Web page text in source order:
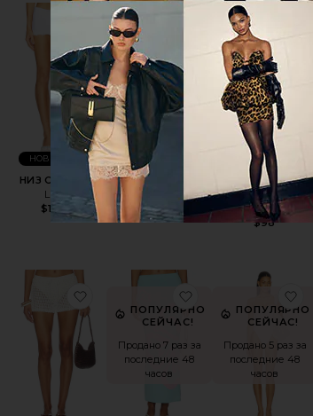
избранноеТОП COSIMA
НИЗ COSIMA
LPA
$109
НОВИНКИ
избранноеНИЗ COSIMA
ТОП БИКИНИ LULU
BEACH RIOT
$118
избранноеТОП
НИЗ БИКИНИ
HIGHWAY
BEACH RIOT
$98
избранноеМАЙКА MALUизбранноеШОРТЫ MALU
ПОПУЛЯРНО
СЕЙЧАС!
Продано 7 раз за
последние 48
часов
ПОПУЛЯРНО
СЕЙЧАС!
Продано 5 раз за
последние 48
часов